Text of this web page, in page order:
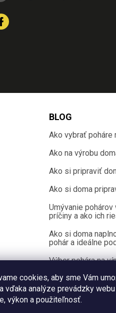
cookies, aby sme Vám
vďaka analýze prevádzky
výkon a použiteľnosť.
BLOG
Ako vybrať poháre
Ako na výrobu
Ako si pripraviť
Ako si doma
Umývanie pohárov
príčiny a ako ich
Ako si doma
pohár a ideálne
Výber pohára na